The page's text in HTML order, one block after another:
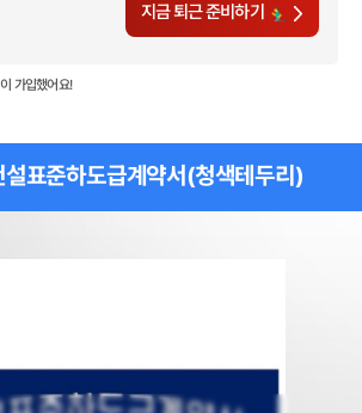
지금 퇴근 준비하기
이 가입했어요!
표준하도급계약서(청색테두리)